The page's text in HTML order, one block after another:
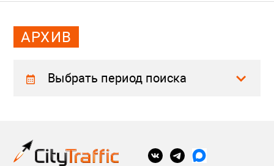
АРХИВ
Выбрать период поиска